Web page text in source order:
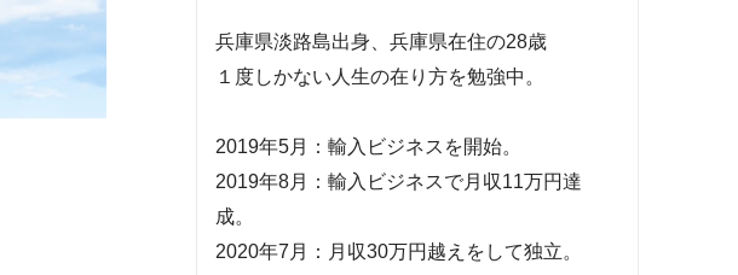
兵庫県淡路島出身、兵庫県在住の28歳
１度しかない人生の在り方を勉強中。
2019年5月：輸入ビジネスを開始。
2019年8月：輸入ビジネスで月収11万円達
成。
2020年7月：月収30万円越えをして独立。